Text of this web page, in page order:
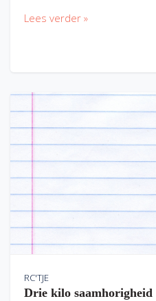
Lees verder »
RC'TJE
Drie kilo saamhorigheid